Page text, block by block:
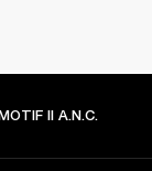
II A.N.C.